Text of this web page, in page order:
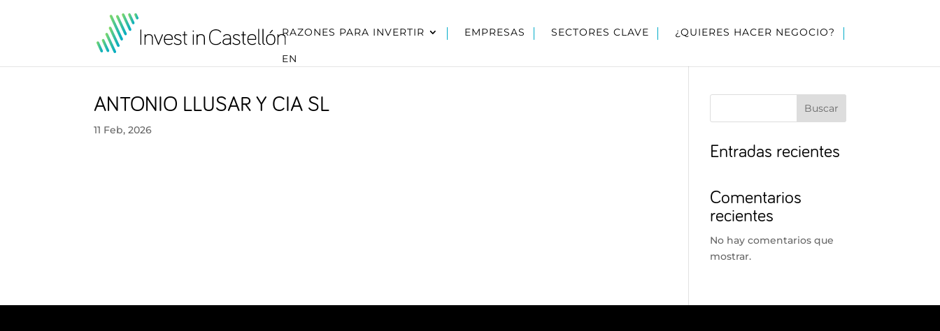
RAZONES PARA INVERTIR EMPRESAS SECTORES CLAVE ¿QUIERES HACER NEGOCIO?
EN
ANTONIO LLUSAR Y CIA SL
11 Feb, 2026
Buscar
Entradas recientes
Comentarios
recientes
No hay comentarios que
mostrar.